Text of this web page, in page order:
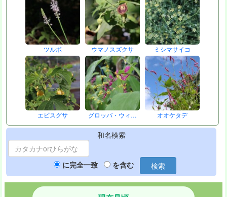
ツルボ ウマノスズクサ ミシマサイコ
エビスグサ グロッバ・ウィ… オオケタデ
和名検索
に完全一致 を含む 検索